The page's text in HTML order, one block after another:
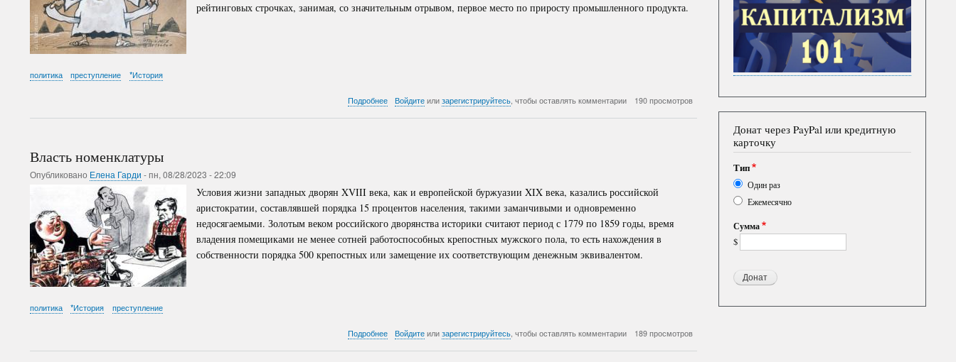
рейтинговых строчках, занимая, со значительным отрывом, первое место по приросту промышленного продукта.
политика преступление *История
Подробнеео
Войдите илизарегистрируйтесь, чтобы оставлять комментарии 190 просмотров
Власть номенклатуры
Опубликовано Елена Гарди -пн, 08/28/2023 - 22:09
Условия жизни западных дворян XVIII века, как и европейской буржуазии XIX века, казались российской
аристократии, составлявшей порядка 15 процентов населения, такими заманчивыми и одновременно
недосягаемыми. Золотым веком российского дворянства историки считают период с 1779 по 1859 годы, время
владения помещиками не менее сотней работоспособных крепостных мужского пола, то есть нахождения в
собственности порядка 500 крепостных или замещение их соответствующим денежным эквивалентом.
политика *История преступление
Подробнеео
Войдите илизарегистрируйтесь, чтобы оставлять комментарии 189 просмотров
Донат через PayPal или кредитную
карточку
Тип
Один раз
Ежемесячно
Сумма
$